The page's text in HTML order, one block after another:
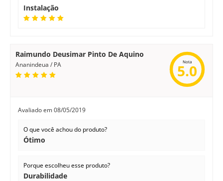
Instalação
Raimundo Deusimar Pinto De Aquino
Ananindeua / PA Nota
5.0
Avaliado em08/05/2019
O que você achou do produto?
Ótimo
Porque escolheu esse produto?
Durabilidade